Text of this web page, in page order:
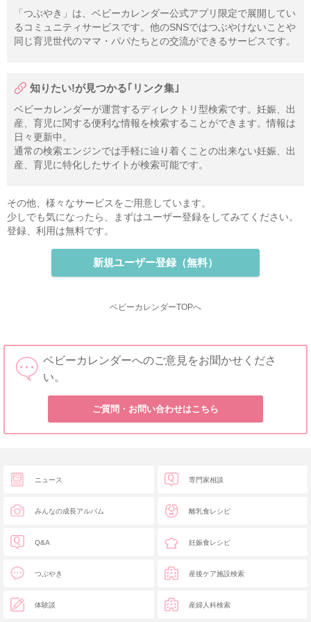
「つぶやき」は、ベビーカレンダー公式アプリ限定で展開してい
るコミュニティサービスです。他のSNSではつぶやけないことや
同じ育児世代のママ・パパたちとの交流ができるサービスです。
知りたい!が見つかる｢リンク集｣
ベビーカレンダーが運営するディレクトリ型検索です。妊娠、出
産、育児に関する便利な情報を検索することができます。情報は
日々更新中。
通常の検索エンジンでは手軽に辿り着くことの出来ない妊娠、出
産、育児に特化したサイトが検索可能です。
その他、様々なサービスをご用意しています。
少しでも気になったら、まずはユーザー登録をしてみてください。
登録、利用は無料です。
新規ユーザー登録（無料）
ベビーカレンダーTOPへ
ベビーカレンダーへのご意見をお聞かせくださ
い。
ご質問・お問い合わせはこちら
ニュース
みんなの成長アルバム
Q&A
つぶやき
体験談
専門家相談
離乳食レシピ
妊娠食レシピ
産後ケア施設検索
産婦人科検索